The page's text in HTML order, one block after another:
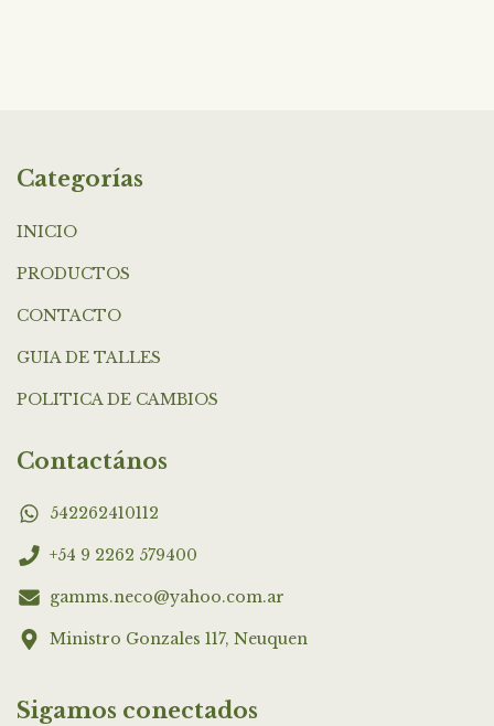
Categorías
INICIO
PRODUCTOS
CONTACTO
GUIA DE TALLES
POLITICA DE CAMBIOS
Contactános
542262410112
+54 9 2262 579400
gamms.neco@yahoo.com.ar
Ministro Gonzales 117, Neuquen
Sigamos conectados